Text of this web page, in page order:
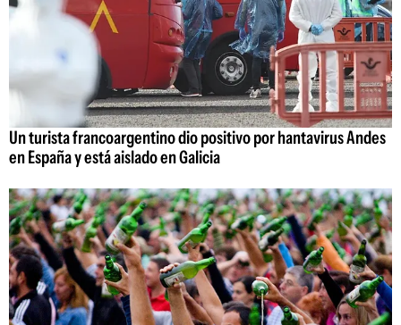
Un turista francoargentino dio positivo por hantavirus Andes
en España y está aislado en Galicia